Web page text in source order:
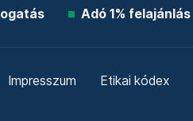
Adó 1% felajánlás
Impresszum Etikai kódex